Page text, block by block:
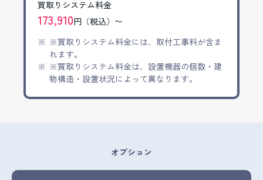
買取りシステム料金
173,910円（税込）〜
※買取りシステム料金には、取付工事料が含ま
れます。
※買取りシステム料金は、設置機器の個数・建
物構造・設置状況によって異なります。
オプション